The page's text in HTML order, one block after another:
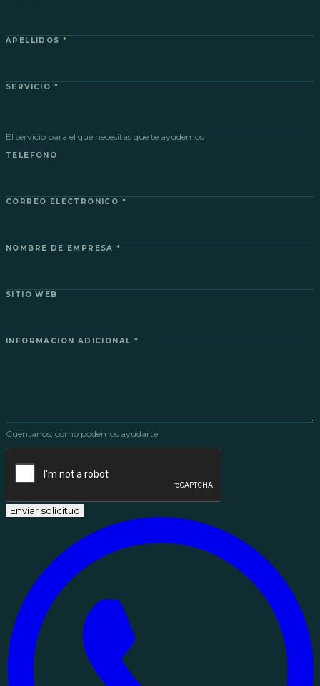
APELLIDOS*
SERVICIO *
El servicio para el que necesitas que te ayudemos
TELEFONO
CORREO ELECTRONICO *
NOMBRE DE EMPRESA*
SITIO WEB
INFORMACION ADICIONAL *
Cuentanos, como podemos ayudarte